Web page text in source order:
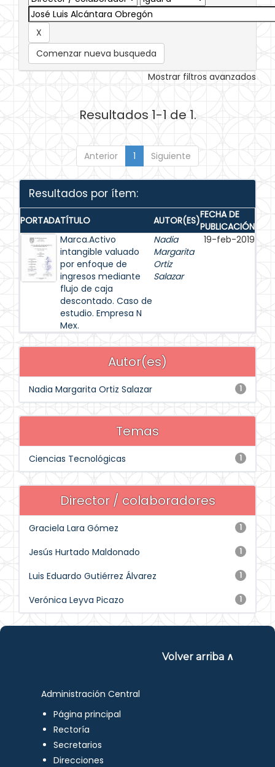
Comenzar nueva busqueda
Mostrar filtros avanzados
Resultados 1-1 de 1.
Anterior 1 Siguiente
Resultados por ítem:
PORTADATÍTULO AUTOR(ES)FECHA DE
PUBLICACIÓN
Marca.Activo
intangible valuado
por enfoque de
ingresos mediante
flujo de caja
descontado. Caso de
estudio. Empresa N
Mex.
Nadia
Margarita
Ortiz
Salazar
19-feb-2019
Autor(es)
1
Nadia Margarita Ortiz Salazar
Temas
1
Ciencias Tecnológicas
Director / colaboradores
1
Graciela Lara Gómez
1
Jesús Hurtado Maldonado
1
Luis Eduardo Gutiérrez Álvarez
1
Verónica Leyva Picazo
Volver arriba ∧
Administración Central
Página principal
Rectoría
Secretarios
Direcciones